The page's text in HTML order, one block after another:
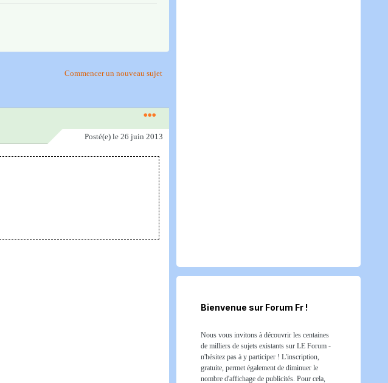
Commencer un nouveau sujet
Posté(e) le 26 juin 2013
Bienvenue sur Forum Fr !
Nous vous invitons à découvrir les centaines
de milliers de sujets existants sur LE Forum -
n'hésitez pas à y participer ! L'inscription,
gratuite, permet également de diminuer le
nombre d'affichage de publicités. Pour cela,